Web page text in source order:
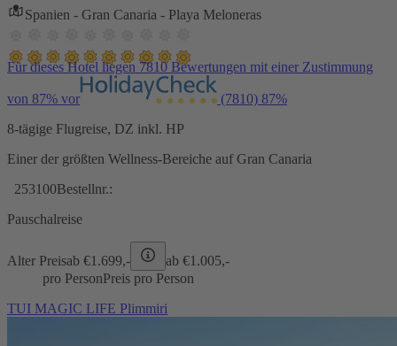
Spanien - Gran Canaria - Playa Meloneras
Für dieses Hotel liegen 7810 Bewertungen mit einer Zustimmung
von 87% vor (7810) 87%
8-tägige Flugreise, DZ inkl. HP
Einer der größten Wellness-Bereiche auf Gran Canaria
253100Bestellnr.:
Pauschalreise
Alter Preisab €1.699,- ab €1.005,-
pro PersonPreis pro Person
TUI MAGIC LIFE Plimmiri